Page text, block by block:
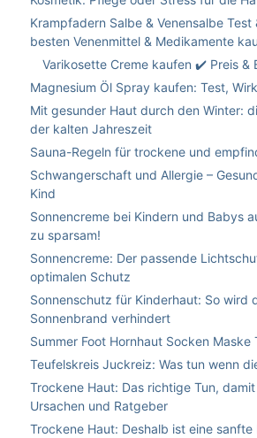
Krampfadern Salbe & Venensalbe Test
besten Venenmittel & Medikamente
Varikosette Creme kaufen ✔️ Preis &
Magnesium Öl Spray kaufen: Test,
Mit gesunder Haut durch den Winter:
der kalten Jahreszeit
Sauna-Regeln für trockene und
Schwangerschaft und Allergie –
Kind
Sonnencreme bei Kindern und Babys
zu sparsam!
Sonnencreme: Der passende
optimalen Schutz
Sonnenschutz für Kinderhaut: So wird
Sonnenbrand verhindert
Summer Foot Hornhaut Socken Maske
Teufelskreis Juckreiz: Was tun wenn
Trockene Haut: Das richtige Tun,
Ursachen und Ratgeber
Trockene Haut: Deshalb ist eine